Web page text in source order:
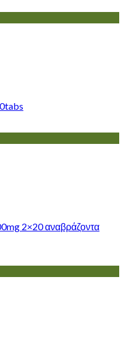
2×20 αναβράζοντα